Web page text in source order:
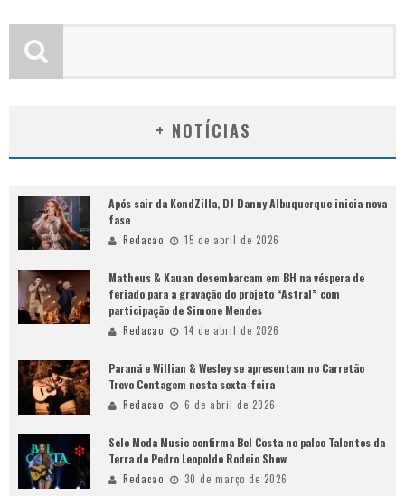
+ NOTÍCIAS
Após sair da KondZilla, DJ Danny Albuquerque inicia nova
fase
Redacao 15 de abril de 2026
Matheus & Kauan desembarcam em BH na véspera de
feriado para a gravação do projeto “Astral” com
participação de Simone Mendes
Redacao 14 de abril de 2026
Paraná e Willian & Wesley se apresentam no Carretão
Trevo Contagem nesta sexta-feira
Redacao 6 de abril de 2026
Selo Moda Music confirma Bel Costa no palco Talentos da
Terra do Pedro Leopoldo Rodeio Show
Redacao 30 de março de 2026